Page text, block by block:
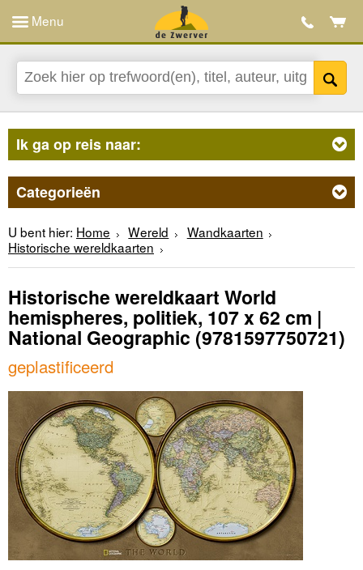
Menu
Ik ga op reis naar:
Categorieën
U bent hier: Home Wereld
Wandkaarten
Historische wereldkaarten
Historische wereldkaart World
hemispheres, politiek, 107 x 62 cm |
National Geographic (9781597750721)
geplastificeerd